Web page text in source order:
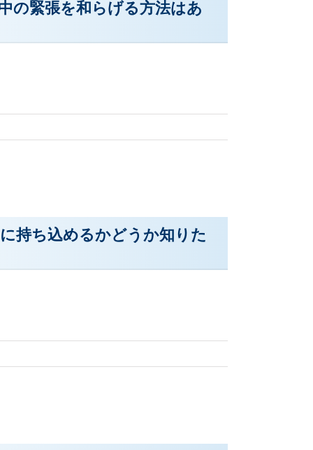
の緊張を和らげる方法はあ
持ち込めるかどうか知りた